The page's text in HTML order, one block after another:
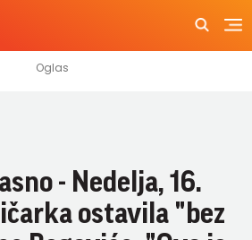
- Nedelja, 16.
ostavila "bez